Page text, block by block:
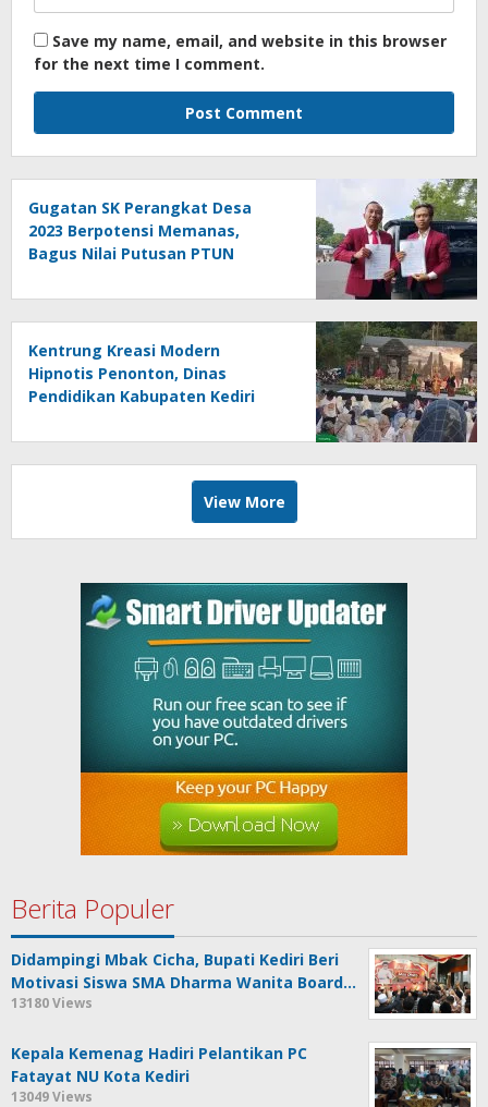
Save my name, email, and website in this browser
for the next time I comment.
Gugatan SK Perangkat Desa
2023 Berpotensi Memanas,
Bagus Nilai Putusan PTUN
Kentrung Kreasi Modern
Hipnotis Penonton, Dinas
Pendidikan Kabupaten Kediri
View More
Berita Populer
Didampingi Mbak Cicha, Bupati Kediri Beri
Motivasi Siswa SMA Dharma Wanita Board…
13180 Views
Kepala Kemenag Hadiri Pelantikan PC
Fatayat NU Kota Kediri
13049 Views